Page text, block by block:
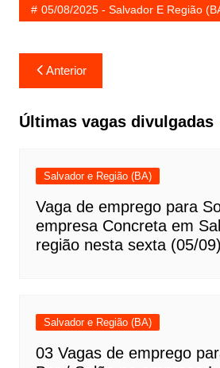
05/08/2025 - Salvador E Região
Navegação
de
Post
Anterior
Últimas vagas divulgadas
Salvador e Região (BA)
Vaga de emprego para
empresa Concreta em
região nesta sexta (05/09)
Salvador e Região (BA)
03 Vagas de emprego